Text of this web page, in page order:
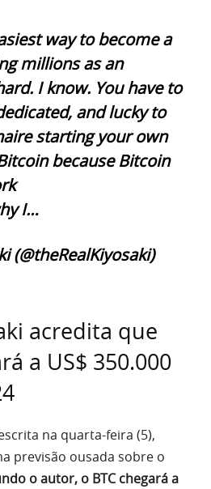
way to become a
millions as an
I know. You have to
and lucky to
starting your own
because Bitcoin
I…
(@theRealKiyosaki)
acredita que
a US$ 350.000
na quarta-feira (5),
previsão ousada sobre o
o autor, o BTC chegará a